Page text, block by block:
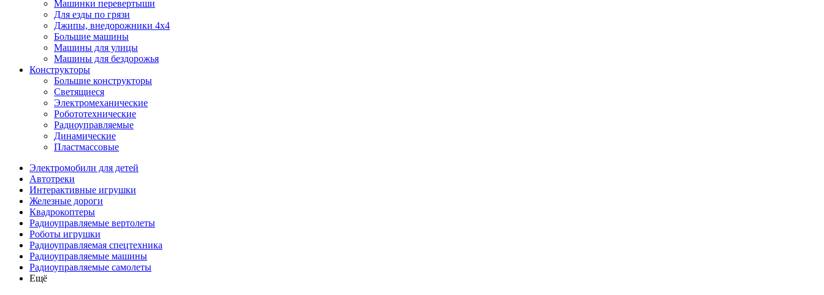
Машинки перевертыши
Для езды по грязи
Джипы, внедорожники 4x4
Большие машины
Машины для улицы
Машины для бездорожья
Конструкторы
Большие конструкторы
Светящиеся
Электромеханические
Робототехнические
Радиоуправляемые
Динамические
Пластмассовые
Электромобили для детей
Автотреки
Интерактивные игрушки
Железные дороги
Квадрокоптеры
Радиоуправляемые вертолеты
Роботы игрушки
Радиоуправляемая спецтехника
Радиоуправляемые машины
Радиоуправляемые самолеты
Ещё